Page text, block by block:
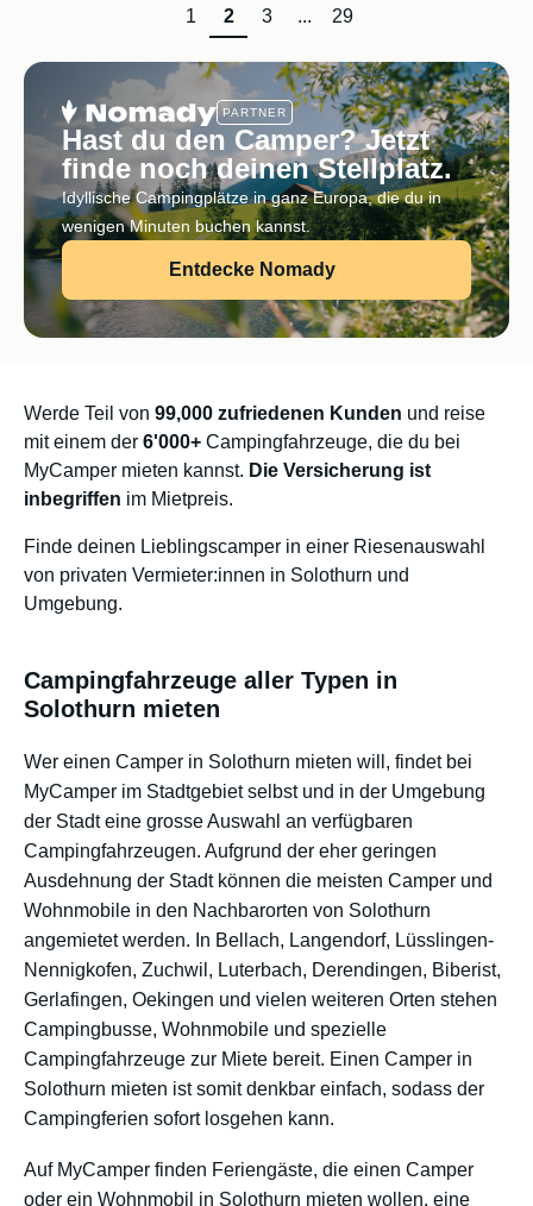
1 2 3 ... 29
PARTNER
Hast du den Camper? Jetzt
finde noch deinen Stellplatz.
Idyllische Campingplätze in ganz Europa, die du in
wenigen Minuten buchen kannst.
Entdecke Nomady
Werde Teil von 99,000 zufriedenen Kunden und reise
mit einem der 6'000+ Campingfahrzeuge, die du bei
MyCamper mieten kannst. Die Versicherung ist
inbegriffen im Mietpreis.
Finde deinen Lieblingscamper in einer Riesenauswahl
von privaten Vermieter:innen in Solothurn und
Umgebung.
Campingfahrzeuge aller Typen in
Solothurn mieten
Wer einen Camper in Solothurn mieten will, findet bei
MyCamper im Stadtgebiet selbst und in der Umgebung
der Stadt eine grosse Auswahl an verfügbaren
Campingfahrzeugen. Aufgrund der eher geringen
Ausdehnung der Stadt können die meisten Camper und
Wohnmobile in den Nachbarorten von Solothurn
angemietet werden. In Bellach, Langendorf, Lüsslingen-
Nennigkofen, Zuchwil, Luterbach, Derendingen, Biberist,
Gerlafingen, Oekingen und vielen weiteren Orten stehen
Campingbusse, Wohnmobile und spezielle
Campingfahrzeuge zur Miete bereit. Einen Camper in
Solothurn mieten ist somit denkbar einfach, sodass der
Campingferien sofort losgehen kann.
Auf MyCamper finden Feriengäste, die einen Camper
oder ein Wohnmobil in Solothurn mieten wollen, eine